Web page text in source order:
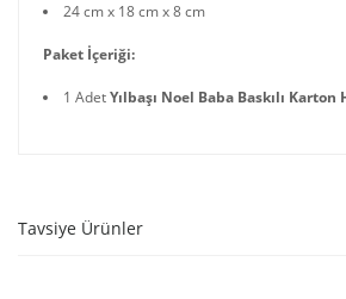
24 cm x 18 cm x 8 cm
Paket İçeriği:
1 AdetYılbaşı Noel Baba Baskılı Karton
Tavsiye Ürünler